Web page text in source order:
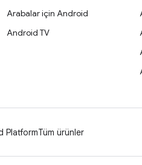
Arabalar için Android
Android TV
PlatformTüm ürünler